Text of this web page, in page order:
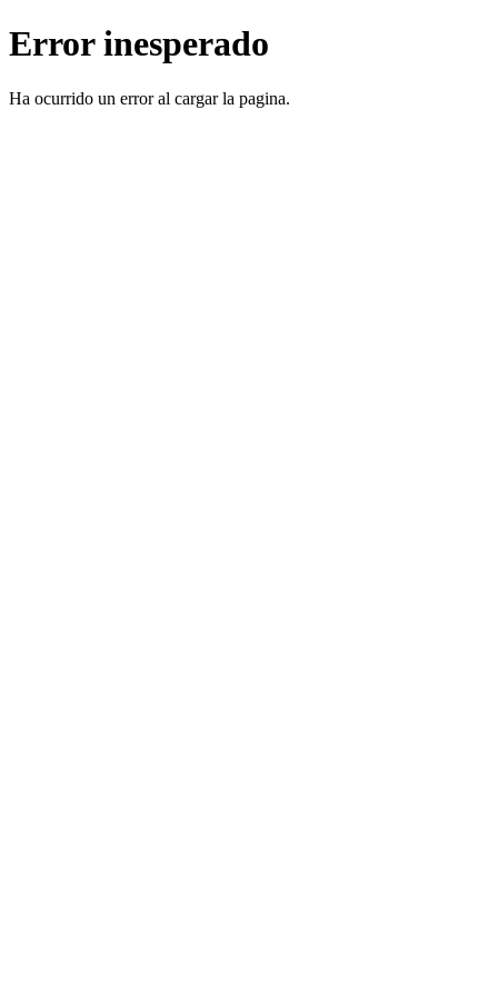
Error inesperado
Ha ocurrido un error al cargar la pagina.